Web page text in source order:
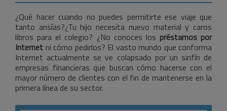
¿Qué hacer cuando no puedes permitirte ese viaje que
tanto ansías?¿Tu hijo necesita nuevo material y caros
libros para el colegio? ¿No conoces los préstamos por
Internet ni cómo pedirlos? El vasto mundo que conforma
Internet actualmente se ve colapsado por un sinfín de
empresas financieras que buscan cómo hacerse con el
mayor número de clientes con el fin de mantenerse en la
primera línea de su sector.